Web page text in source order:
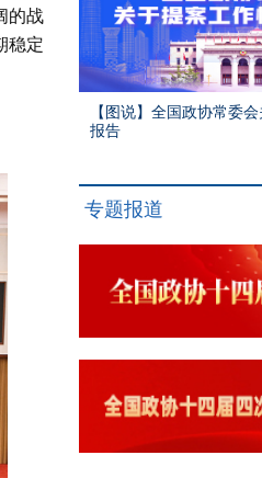
的战
稳定
【图说】全国政协常委
报告
专题报道